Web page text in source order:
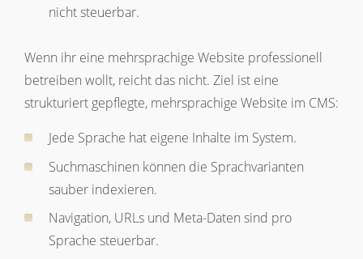
nicht steuerbar.
Wenn ihr eine mehrsprachige Website professionell
betreiben wollt, reicht das nicht. Ziel ist eine
strukturiert gepflegte, mehrsprachige Website im CMS:
Jede Sprache hat eigene Inhalte im System.
Suchmaschinen können die Sprachvarianten
sauber indexieren.
Navigation, URLs und Meta-Daten sind pro
Sprache steuerbar.